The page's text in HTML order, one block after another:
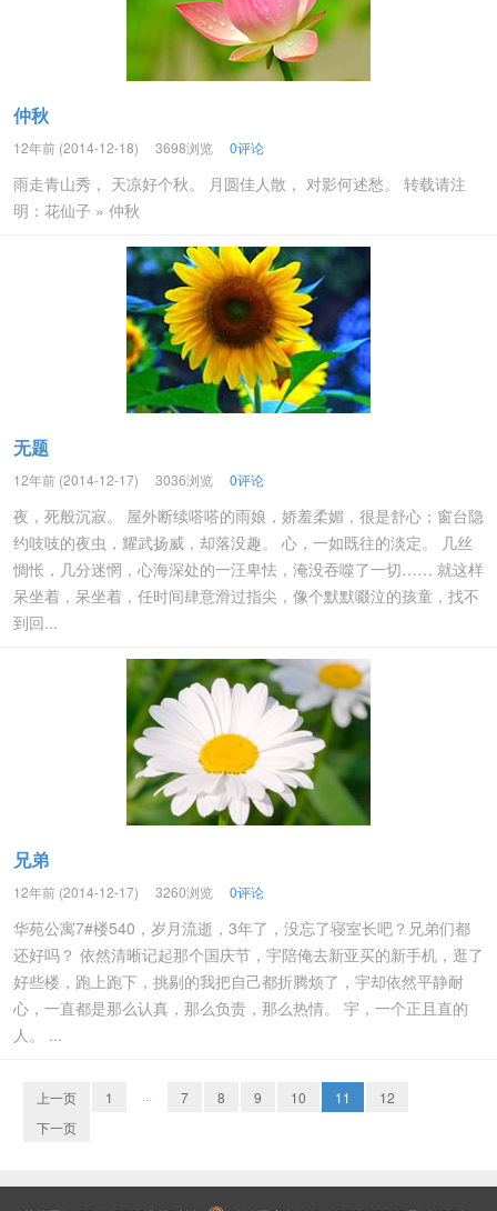
仲秋
12年前 (2014-12-18) 3698浏览 0评论
雨走青山秀， 天凉好个秋。 月圆佳人散， 对影何述愁。 转载请注
明：花仙子 » 仲秋
无题
12年前 (2014-12-17) 3036浏览 0评论
夜，死般沉寂。 屋外断续嗒嗒的雨娘，娇羞柔媚，很是舒心；窗台隐
约吱吱的夜虫，耀武扬威，却落没趣。 心，一如既往的淡定。 几丝
惆怅，几分迷惘，心海深处的一汪卑怯，淹没吞噬了一切…… 就这样
呆坐着，呆坐着，任时间肆意滑过指尖，像个默默啜泣的孩童，找不
到回...
兄弟
12年前 (2014-12-17) 3260浏览 0评论
华苑公寓7#楼540，岁月流逝，3年了，没忘了寝室长吧？兄弟们都
还好吗？ 依然清晰记起那个国庆节，宇陪俺去新亚买的新手机，逛了
好些楼，跑上跑下，挑剔的我把自己都折腾烦了，宇却依然平静耐
心，一直都是那么认真，那么负责，那么热情。 宇，一个正且直的
人。 ...
上一页 1 ··· 7 8 9 10 11
12
下一页